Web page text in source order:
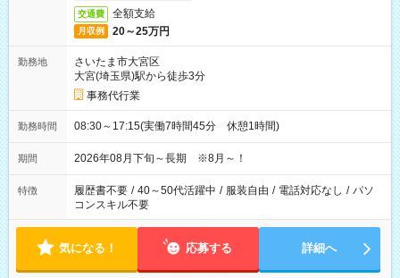
交通費 全額支給
月収例 20～25万円
勤務地
さいたま市大宮区
大宮(埼玉県)駅から徒歩3分
事務代行業
勤務時間 08:30～17:15(実働7時間45分 休憩1時間)
期間 2026年08月下旬～長期 ※8月～！
特徴 履歴書不要 / 40～50代活躍中 / 服装自由 / 電話対応なし / パソ
コンスキル不要
気になる！ 応募する 詳細へ